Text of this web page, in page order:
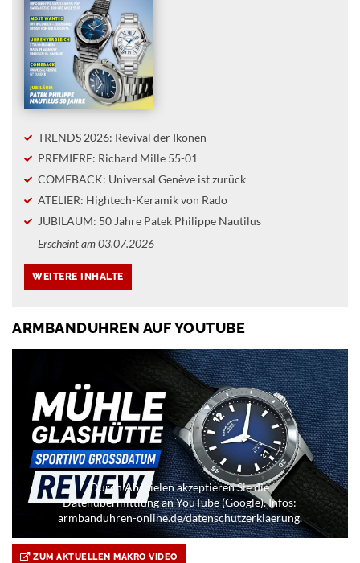
TRENDS 2026: Revival der Ikonen
PREMIERE: Richard Mille 55-01
COMEBACK: Universal Genève ist zurück
ATELIER: Hightech-Keramik von Rado
JUBILÄUM: 50 Jahre Patek Philippe Nautilus
Erscheint am 03.07.2026
ARMBANDUHREN AUF YOUTUBE
Durch Abspielen akzeptieren Sie die
Datenübermittlung an YouTube (Google). Infos:
armbanduhren-online.de/datenschutzerklaerung.
ZUM AKTUELLEN MAKRO VIDEO